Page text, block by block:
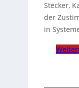
Stecker,
der
in